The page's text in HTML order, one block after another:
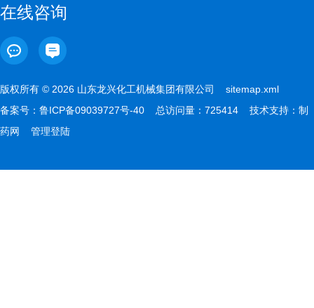
在线咨询
版权所有 © 2026 山东龙兴化工机械集团有限公司 sitemap.xml
备案号： 鲁ICP备09039727号-40 总访问量：725414 技术支持： 制
药网
管理登陆